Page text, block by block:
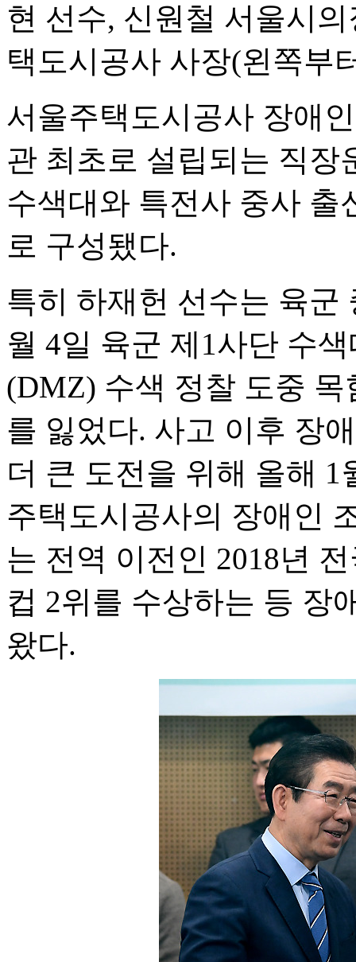
현 선수, 신원철 서울시
택도시공사 사장(왼쪽부
서울주택도시공사 장애
관 최초로 설립되는 직장
수색대와 특전사 중사 출
로 구성됐다.
특히 하재헌 선수는 육군
월 4일 육군 제1사단 수
(DMZ) 수색 정찰 도중
를 잃었다. 사고 이후 장
더 큰 도전을 위해 올해
주택도시공사의 장애인
는 전역 이전인 2018년
컵 2위를 수상하는 등 장
왔다.